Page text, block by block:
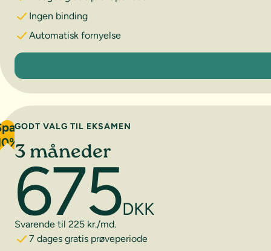
Ingen binding
Automatisk fornyelse
1 måned
GODT VALG TIL EKSAMEN
3 måneder
675DKK
Svarende til 225 kr./md.
7 dages gratis prøveperiode